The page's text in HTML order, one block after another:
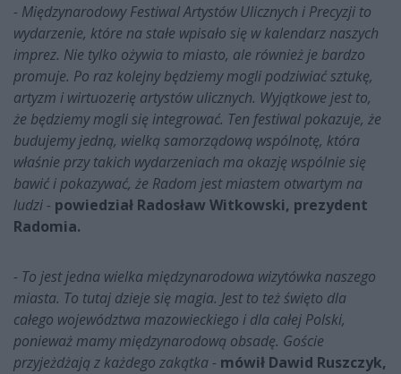
- Międzynarodowy Festiwal Artystów Ulicznych i Precyzji to
wydarzenie, które na stałe wpisało się w kalendarz naszych
imprez. Nie tylko ożywia to miasto, ale również je bardzo
promuje. Po raz kolejny będziemy mogli podziwiać sztukę,
artyzm i wirtuozerię artystów ulicznych. Wyjątkowe jest to,
że będziemy mogli się integrować. Ten festiwal pokazuje, że
budujemy jedną, wielką samorządową wspólnotę, która
właśnie przy takich wydarzeniach ma okazję wspólnie się
bawić i pokazywać, że Radom jest miastem otwartym na
ludzi - powiedział Radosław Witkowski, prezydent
Radomia.
- To jest jedna wielka międzynarodowa wizytówka naszego
miasta. To tutaj dzieje się magia. Jest to też święto dla
całego województwa mazowieckiego i dla całej Polski,
ponieważ mamy międzynarodową obsadę. Goście
przyjeżdżają z każdego zakątka - mówił Dawid Ruszczyk,